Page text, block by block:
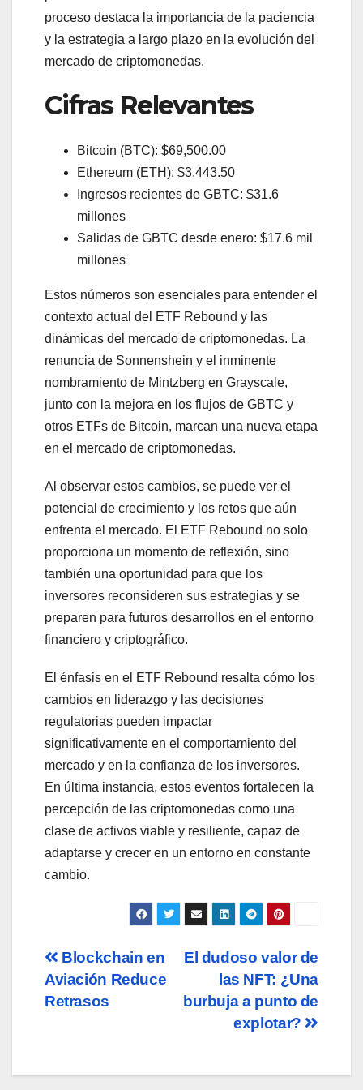
proceso destaca la importancia de la paciencia
y la estrategia a largo plazo en la evolución del
mercado de criptomonedas.
Cifras Relevantes
Bitcoin (BTC): $69,500.00
Ethereum (ETH): $3,443.50
Ingresos recientes de GBTC: $31.6
millones
Salidas de GBTC desde enero: $17.6 mil
millones
Estos números son esenciales para entender el
contexto actual del ETF Rebound y las
dinámicas del mercado de criptomonedas. La
renuncia de Sonnenshein y el inminente
nombramiento de Mintzberg en Grayscale,
junto con la mejora en los flujos de GBTC y
otros ETFs de Bitcoin, marcan una nueva etapa
en el mercado de criptomonedas.
Al observar estos cambios, se puede ver el
potencial de crecimiento y los retos que aún
enfrenta el mercado. El ETF Rebound no solo
proporciona un momento de reflexión, sino
también una oportunidad para que los
inversores reconsideren sus estrategias y se
preparen para futuros desarrollos en el entorno
financiero y criptográfico.
El énfasis en el ETF Rebound resalta cómo los
cambios en liderazgo y las decisiones
regulatorias pueden impactar
significativamente en el comportamiento del
mercado y en la confianza de los inversores.
En última instancia, estos eventos fortalecen la
percepción de las criptomonedas como una
clase de activos viable y resiliente, capaz de
adaptarse y crecer en un entorno en constante
cambio.
Navegación
de
El dudoso valor de
las NFT: ¿Una
burbuja a punto de
explotar?
Blockchain en
Aviación Reduce
Retrasos